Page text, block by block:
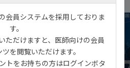
NEW
会員システムを採用しておりま
す。
ただけますと、医師向けの会員
を閲覧いただけます。
トをお持ちの方はログインボタ